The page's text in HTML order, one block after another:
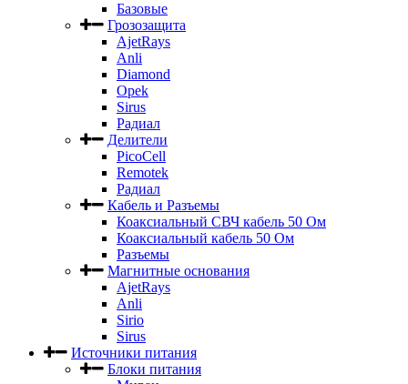
Базовые
Грозозащита
AjetRays
Anli
Diamond
Opek
Sirus
Радиал
Делители
PicoCell
Remotek
Радиал
Кабель и Разъемы
Коаксиальный СВЧ кабель 50 Ом
Коаксиальный кабель 50 Ом
Разъемы
Магнитные основания
AjetRays
Anli
Sirio
Sirus
Источники питания
Блоки питания